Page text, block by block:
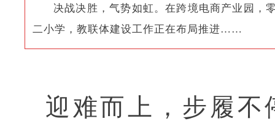
决战决胜，气势如虹。在跨境电商产业园，
二小学，教联体建设工作正在布局推进……
迎难而上，步履不